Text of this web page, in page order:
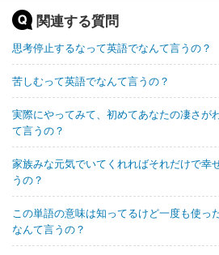
関連する質問
思考停止するなって英語でなんて言うの？
苦しむって英語でなんて言うの？
実際にやってみて、初めてあなたの凄さが
て言うの？
家族みな元気でいてくれればそれだけで幸
うの？
この単語の意味は知ってるけど一度も使っ
なんて言うの？